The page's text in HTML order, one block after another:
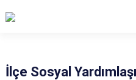
İlçe Sosyal